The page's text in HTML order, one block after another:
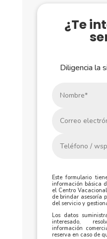
¿Te
Diligencia la
Este formulario
información básica
el Centro
de brindar asesoría
del servicio y
Los datos
interesado,
información
reserva en caso de